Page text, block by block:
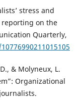
stress and
on the
Quarterly,
& Molyneux, L.
Organizational